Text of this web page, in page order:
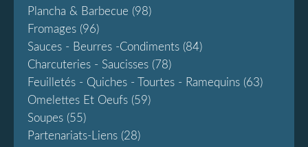
Plancha & Barbecue (98)
Fromages (96)
Sauces - Beurres -condiments (84)
Charcuteries - Saucisses (78)
Feuilletés - Quiches - Tourtes - Ramequins (63)
Omelettes Et Oeufs (59)
Soupes (55)
Partenariats-Liens (28)